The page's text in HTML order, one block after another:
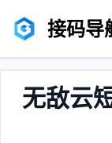
接码导
无敌云